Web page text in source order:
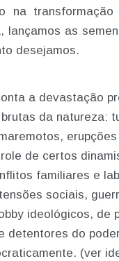
na
lançamos as
desejamos.
a devastação
da natureza:
de certos
familiares e
sociais,
ideológicos, de
detentores do
(ver